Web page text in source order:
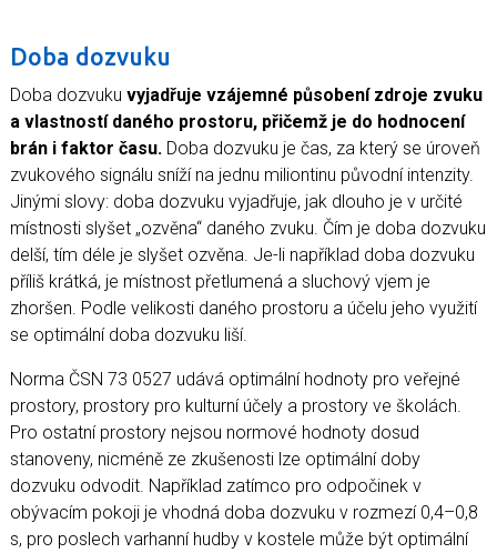
Doba dozvuku
Doba dozvuku vyjadřuje vzájemné působení zdroje zvuku
a vlastností daného prostoru, přičemž je do hodnocení
brán i faktor času. Doba dozvuku je čas, za který se úroveň
zvukového signálu sníží na jednu miliontinu původní intenzity.
Jinými slovy: doba dozvuku vyjadřuje, jak dlouho je v určité
místnosti slyšet „ozvěna“ daného zvuku. Čím je doba dozvuku
delší, tím déle je slyšet ozvěna. Je-li například doba dozvuku
příliš krátká, je místnost přetlumená a sluchový vjem je
zhoršen. Podle velikosti daného prostoru a účelu jeho využití
se optimální doba dozvuku liší.
Norma ČSN 73 0527 udává optimální hodnoty pro veřejné
prostory, prostory pro kulturní účely a prostory ve školách.
Pro ostatní prostory nejsou normové hodnoty dosud
stanoveny, nicméně ze zkušenosti lze optimální doby
dozvuku odvodit. Například zatímco pro odpočinek v
obývacím pokoji je vhodná doba dozvuku v rozmezí 0,4–0,8
s, pro poslech varhanní hudby v kostele může být optimální